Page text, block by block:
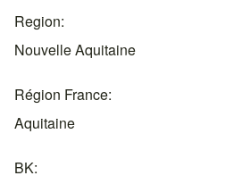
Region
Nouvelle Aquitaine
Région France
Aquitaine
BK